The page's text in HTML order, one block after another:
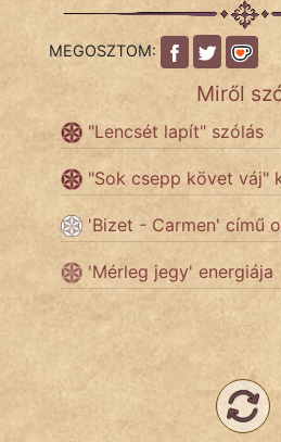
cinege
fantom
Jób Gedeon
vörös ördög
NapHold
MEGOSZTOM:
Miről
"Lencsét lapít" szólás
"Sok csepp követ váj"
'Bizet - Carmen' című
'Mérleg jegy' energiája